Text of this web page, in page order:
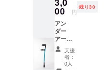
は、備
考欄に
報告書
不要と
ご記入
くださ
い。
00 円
残り30
アン
ダー
アーム
クラッ
チか
フォア
支援
者：
0人